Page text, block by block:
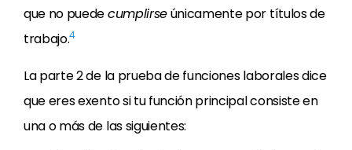
que no puedecumplirseúnicamente por títulos de
trabajo.4
La parte 2 de la prueba de funciones laborales dice
que eres exento si tu función principal consiste en
una o más de las siguientes: